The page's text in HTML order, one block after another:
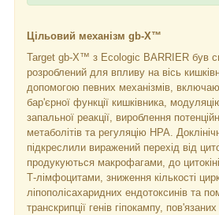
Цільовий механізм gb-X™
Target gb-X™ з Ecologic BARRIER був
розроблений для впливу на вісь
допомогою певних механізмів,
бар'єрної функції кишківника,
запальної реакції, вироблення
метаболітів та регуляцію HPA.
підкреслили виражений перехід від
продукуються макрофагами, до
Т-лімфоцитами, зниження кількості
ліпополісахаридних ендотоксинів та
транскрипції генів гіпокампу,